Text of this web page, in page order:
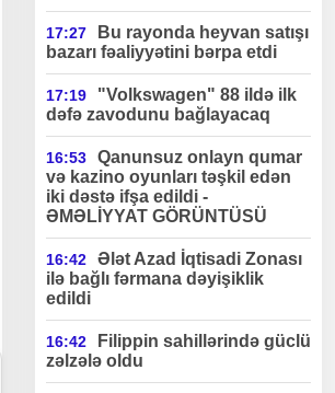
17:27
Bu rayonda heyvan satışı
bazarı fəaliyyətini bərpa etdi
17:19
"Volkswagen" 88 ildə ilk
dəfə zavodunu bağlayacaq
16:53
Qanunsuz onlayn qumar
və kazino oyunları təşkil edən
iki dəstə ifşa edildi -
ƏMƏLİYYAT GÖRÜNTÜSÜ
16:42
Ələt Azad İqtisadi Zonası
ilə bağlı fərmana dəyişiklik
edildi
16:42
Filippin sahillərində güclü
zəlzələ oldu